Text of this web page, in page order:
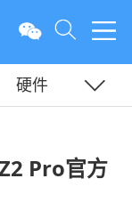
硬件
Pro官方